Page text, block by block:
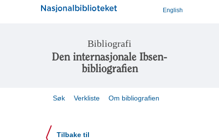
English
Bibliografi
Den internasjonale Ibsen-
bibliografien
Søk Verkliste Om bibliografien
Tilbake til